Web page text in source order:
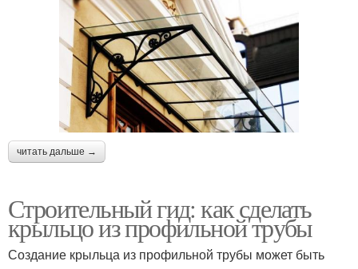
читать дальше →
Строительный гид: как сделать
крыльцо из профильной трубы
Создание крыльца из профильной трубы может быть